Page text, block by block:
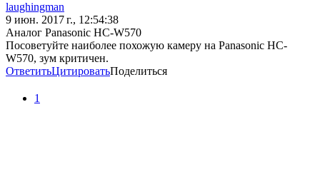
laughingman
9 июн. 2017 г., 12:54:38
Аналог Panasonic HC-W570
Посоветуйте наиболее похожую камеру на Panasonic HC-
W570, зум критичен.
ОтветитьЦитироватьПоделиться
1